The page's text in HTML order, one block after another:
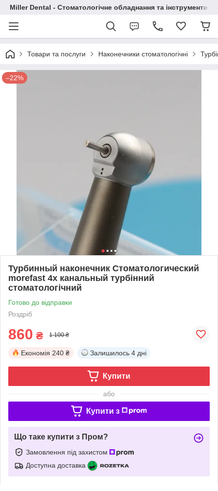
Miller Dental - Стоматологічне обладнання та інструменти
Товари та послуги Наконечники стоматологічні
–22%
Турбинный наконечник Стоматологический
morefast 4х канальный турбінний
стоматологічний
Готово до відправки
Роздріб
860 ₴ 1 100 ₴
Економія 240 ₴ Залишилось 4 дні
Купити
або
Купити з
Що таке купити з Пром?
Замовлення під захистом
Доступна доставка